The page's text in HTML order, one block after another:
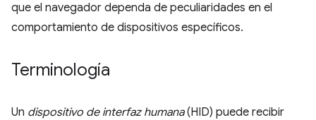
que el navegador dependa de peculiaridades en el
comportamiento de dispositivos específicos.
Terminología
Un dispositivo de interfaz humana(HID) puede recibir